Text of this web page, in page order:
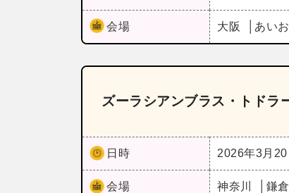
会場 大阪 あい
ズーラシアンブラス・トドラ
日時 2026年3月20
会場 神奈川 鎌